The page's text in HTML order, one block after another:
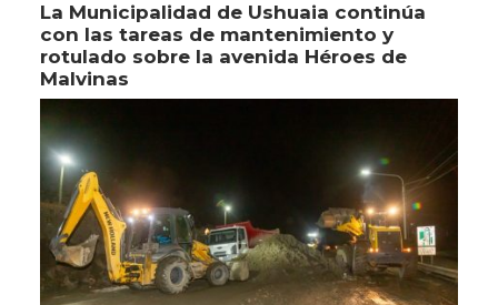
La Municipalidad de Ushuaia continúa
con las tareas de mantenimiento y
rotulado sobre la avenida Héroes de
Malvinas